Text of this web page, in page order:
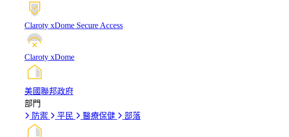
Claroty xDome Secure Access
Claroty xDome
美國聯邦政府
部門
防禦
平民 醫療保健 部落